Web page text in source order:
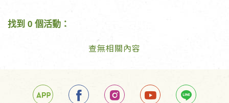
找到 0 個活動：
查無相關內容